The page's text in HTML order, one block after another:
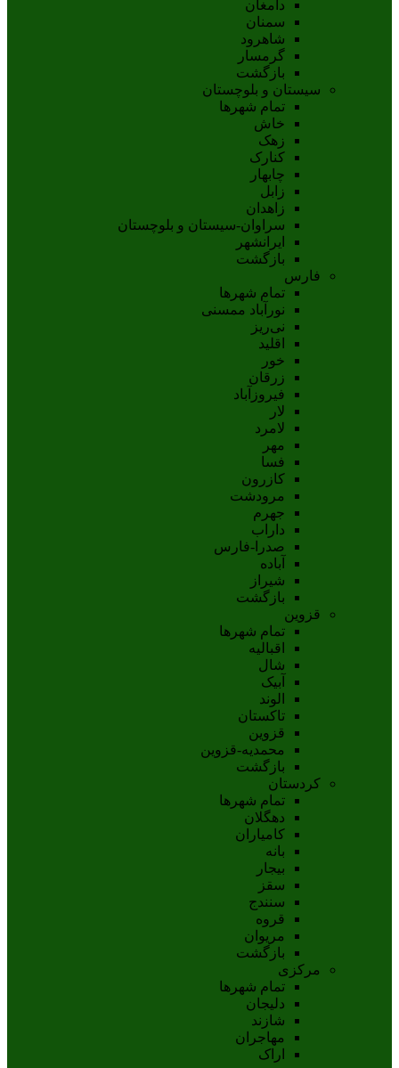
دامغان
سمنان
شاهرود
گرمسار
بازگشت
سیستان و بلوچستان
تمام شهر‌ها
خاش
زهک
کنارک
چابهار
زابل
زاهدان
سراوان-سيستان و بلوچستان
ايرانشهر
بازگشت
فارس
تمام شهر‌ها
نورآباد ممسنی
نی‌ریز
اقلید
خور
زرقان
فیروزآباد
لار
لامرد
مهر
فسا
کازرون
مرودشت
جهرم
داراب
صدرا-فارس
آباده
شيراز
بازگشت
قزوین
تمام شهر‌ها
اقبالیه
شال
آبيک
الوند
تاکستان
قزوين
محمديه-قزوين
بازگشت
کردستان
تمام شهر‌ها
دهگلان
کامیاران
بانه
بيجار
سقز
سنندج
قروه
مريوان
بازگشت
مرکزی
تمام شهر‌ها
دلیجان
شازند
مهاجران
اراک